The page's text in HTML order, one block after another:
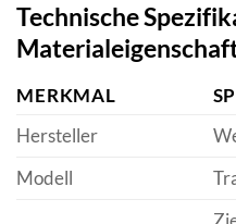
Technische
MERKMAL
Hersteller
Modell